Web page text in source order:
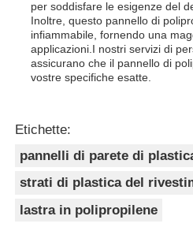
per soddisfare le esigenze del
Inoltre, questo pannello di
infiammabile, fornendo una
applicazioni.I nostri servizi di
assicurano che il pannello di
vostre specifiche esatte.
Etichette:
pannelli di parete di
strati di plastica del
lastra in polipropilene